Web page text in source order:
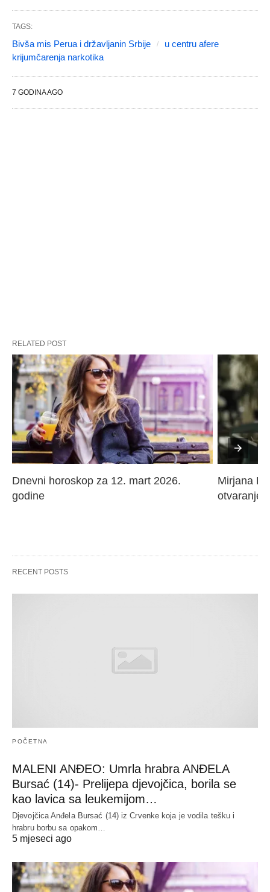
TAGS:
Bivša mis Perua i državljanin Srbije
u centru afere
krijumčarenja narkotika
7 GODINA AGO
RELATED POST
Dnevni horoskop za 12. mart 2026.
godine
Mirjana
otvaranje
RECENT POSTS
POČETNA
MALENI ANĐEO: Umrla hrabra ANĐELA
Bursać (14)- Prelijepa djevojčica, borila se
kao lavica sa leukemijom…
Djevojčica Anđela Bursać (14) iz Crvenke koja je vodila tešku i
hrabru borbu sa opakom…
5 mjeseci ago